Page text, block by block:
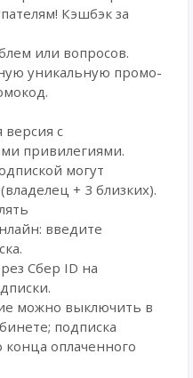
Кэшбэк за
или вопросов.
уникальную промо-
с
привилегиями.
могут
+ 3 близких).
введите
Сбер ID на
можно выключить в
подписка
оплаченного